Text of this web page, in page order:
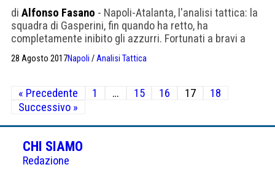
di Alfonso Fasano - Napoli-Atalanta, l'analisi tattica: la
squadra di Gasperini, fin quando ha retto, ha
completamente inibito gli azzurri. Fortunati a bravi a
28 Agosto 2017Napoli /Analisi Tattica
Paginazione
degli
articoli
« Precedente 1 … 15 16 17
18
Successivo »
CHI SIAMO
Redazione